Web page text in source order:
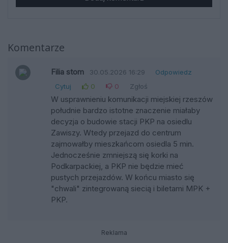
Komentarze
Filia stom 30.05.2026 16:29
Odpowiedz
Cytuj
0 0 Zgłoś
W usprawnieniu komunikacji miejskiej rzeszów
południe bardzo istotne znaczenie miałaby
decyzja o budowie stacji PKP na osiedlu
Zawiszy. Wtedy przejazd do centrum
zajmowałby mieszkańcom osiedla 5 min.
Jednocześnie zmniejszą się korki na
Podkarpackiej, a PKP nie będzie mieć
pustych przejazdów. W końcu miasto się
"chwali" zintegrowaną siecią i biletami MPK +
PKP.
Reklama